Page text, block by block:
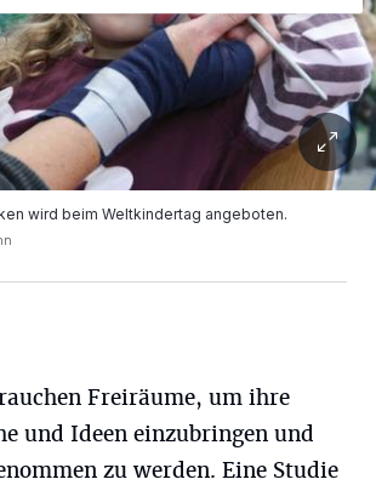
wird beim Weltkindertag angeboten.
Freiräume, um ihre
und Ideen einzubringen und
zu werden. Eine Studie